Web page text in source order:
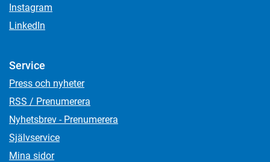
Instagram
LinkedIn
Service
Press och nyheter
RSS / Prenumerera
Nyhetsbrev - Prenumerera
Självservice
Mina sidor